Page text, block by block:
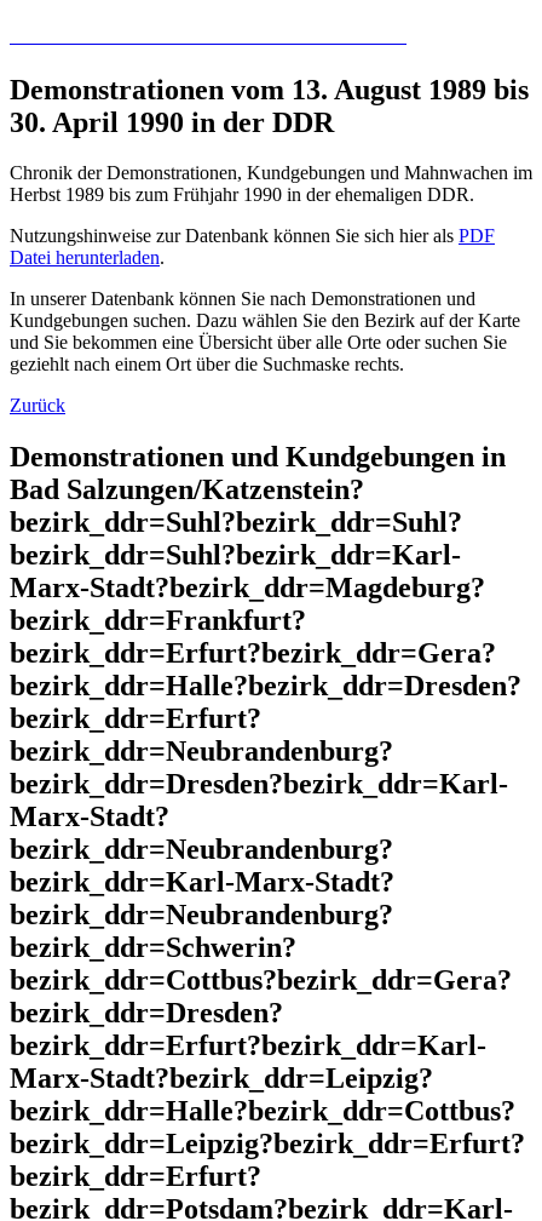
Demonstrationen vom 13. August 1989 bis
30. April 1990 in der DDR
Chronik der Demonstrationen, Kundgebungen und Mahnwachen im
Herbst 1989 bis zum Frühjahr 1990 in der ehemaligen DDR.
Nutzungshinweise zur Datenbank können Sie sich hier als PDF
Datei herunterladen.
In unserer Datenbank können Sie nach Demonstrationen und
Kundgebungen suchen. Dazu wählen Sie den Bezirk auf der Karte
und Sie bekommen eine Übersicht über alle Orte oder suchen Sie
geziehlt nach einem Ort über die Suchmaske rechts.
Zurück
Demonstrationen und Kundgebungen in
Bad Salzungen/Katzenstein?
bezirk_ddr=Suhl?bezirk_ddr=Suhl?
bezirk_ddr=Suhl?bezirk_ddr=Karl-
Marx-Stadt?bezirk_ddr=Magdeburg?
bezirk_ddr=Frankfurt?
bezirk_ddr=Erfurt?bezirk_ddr=Gera?
bezirk_ddr=Halle?bezirk_ddr=Dresden?
bezirk_ddr=Erfurt?
bezirk_ddr=Neubrandenburg?
bezirk_ddr=Dresden?bezirk_ddr=Karl-
Marx-Stadt?
bezirk_ddr=Neubrandenburg?
bezirk_ddr=Karl-Marx-Stadt?
bezirk_ddr=Neubrandenburg?
bezirk_ddr=Schwerin?
bezirk_ddr=Cottbus?bezirk_ddr=Gera?
bezirk_ddr=Dresden?
bezirk_ddr=Erfurt?bezirk_ddr=Karl-
Marx-Stadt?bezirk_ddr=Leipzig?
bezirk_ddr=Halle?bezirk_ddr=Cottbus?
bezirk_ddr=Leipzig?bezirk_ddr=Erfurt?
bezirk_ddr=Erfurt?
bezirk_ddr=Potsdam?bezirk_ddr=Karl-